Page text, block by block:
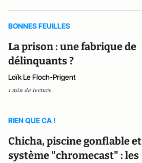
BONNES FEUILLES
La prison : une fabrique de
délinquants ?
Loïk Le Floch-Prigent
1 min de lecture
RIEN QUE CA !
Chicha, piscine gonflable et
système "chromecast" : les